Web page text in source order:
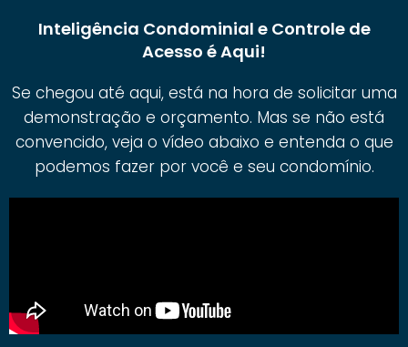
Inteligência Condominial e Controle de
Acesso é Aqui!
Se chegou até aqui, está na hora de solicitar uma
demonstração e orçamento. Mas se não está
convencido, veja o vídeo abaixo e entenda o que
podemos fazer por você e seu condomínio.